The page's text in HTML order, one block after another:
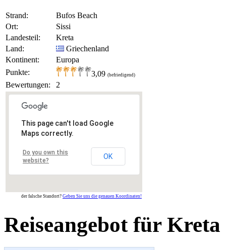
Strand:
Bufos Beach
Ort:
Sissi
Landesteil:
Kreta
Land:
Griechenland
Kontinent:
Europa
Punkte:
3,09 (befriedigend)
Bewertungen: 2
This page can't load Google
Maps correctly.
Do you own this
website?
OK
der falsche Standort? Geben Sie uns die genauen Koordinaten!
Reiseangebot für Kreta